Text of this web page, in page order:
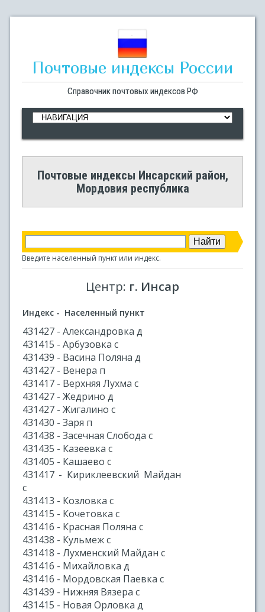
Почтовые индексы России
Справочник почтовых индексов РФ
Почтовые индексы Инсарский район,
Мордовия республика
Введите населенный пункт или индекс.
Центр: г. Инсар
Индекс - Населенный пункт
431427 - Александровка д
431415 - Арбузовка с
431439 - Васина Поляна д
431427 - Венера п
431417 - Верхняя Лухма с
431427 - Жедрино д
431427 - Жигалино с
431430 - Заря п
431438 - Засечная Слобода с
431435 - Казеевка с
431405 - Кашаево с
431417 - Кириклеевский Майдан
с
431413 - Козловка с
431415 - Кочетовка с
431416 - Красная Поляна с
431438 - Кульмеж с
431418 - Лухменский Майдан с
431416 - Михайловка д
431416 - Мордовская Паевка с
431439 - Нижняя Вязера с
431415 - Новая Орловка д